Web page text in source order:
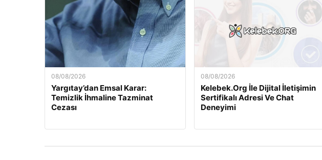
08/08/2026
Yargıtay’dan Emsal Karar:
Temizlik İhmaline Tazminat
Cezası
08/08/2026
Kelebek.Org İle Dijital İletişimin
Sertifikalı Adresi Ve Chat
Deneyimi